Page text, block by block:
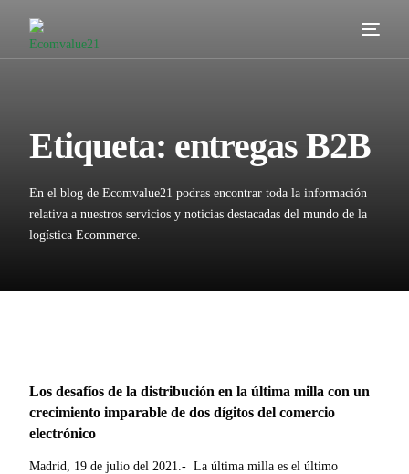
Etiqueta: entregas B2B
En el blog de Ecomvalue21 podras encontrar toda la información
relativa a nuestros servicios y noticias destacadas del mundo de la
logística Ecommerce.
Los desafíos de la distribución en la última milla con un
crecimiento imparable de dos dígitos del comercio
electrónico
Madrid, 19 de julio del 2021.- La última milla es el último
Valor añadido
Clientes